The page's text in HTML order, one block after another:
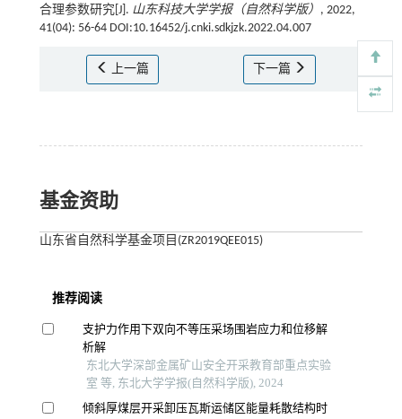
合理参数研究[J]. 山东科技大学学报（自然科学版） , 2022,
41(04): 56-64 DOI:10.16452/j.cnki.sdkjzk.2022.04.007
上一篇 下一篇
基金资助
山东省自然科学基金项目(ZR2019QEE015)